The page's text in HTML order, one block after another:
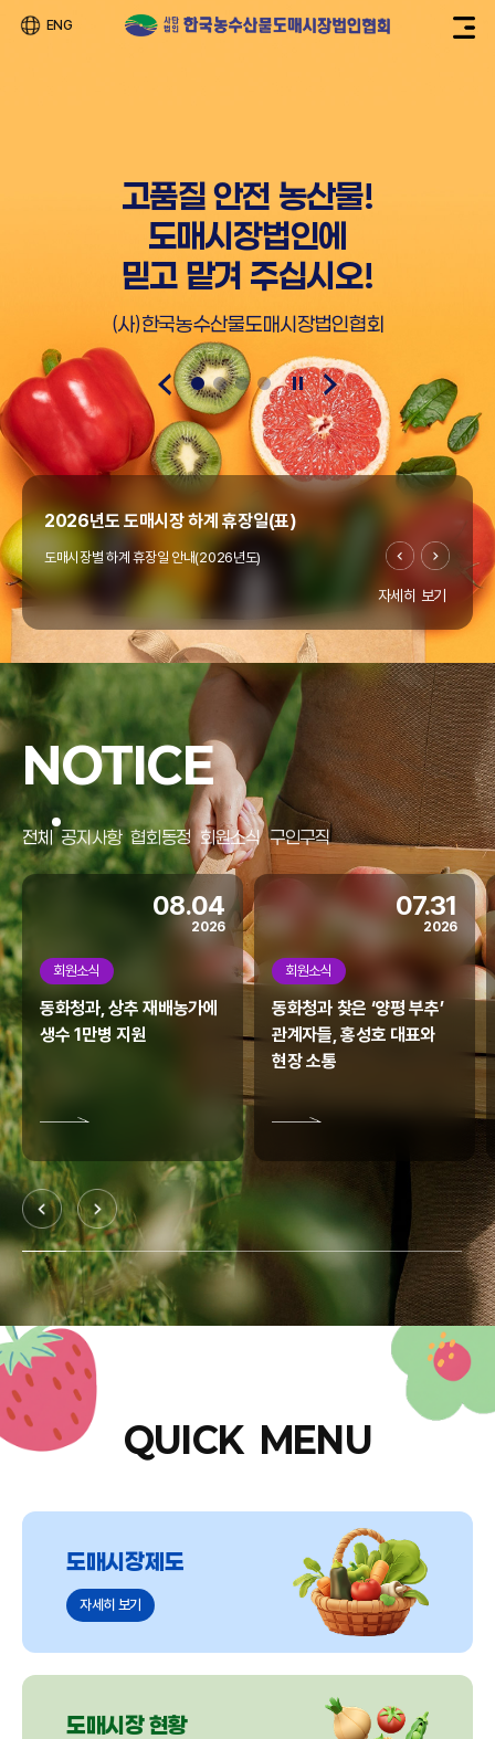
ENG
고품질 안전 농산물!
도매시장법인에
믿고 맡겨 주십시오!
(사)한국농수산물도매시장법인협회
2026년도 도매시장 하계 휴장일(표)
도매시장별 하계 휴장일 안내(2026년도)
자세히 보기
"온라인도매시장 창업지원사업" 공고(~4/10까지)
우리협회에서는 열정과 꿈으로 미래 농업을 이끌 청년의
"온라인도매시장 창업지원사업"을 아래와 같이 모집
공고합니다.
홈페이지 리뉴얼
협회 홈페이지가 리뉴얼되었습니다.
NOTICE
전체 공지사항 협회동정 회원소식 구인구직
08.04
2026
회원소식
동화청과, 상추 재배농가에
생수 1만병 지원
07.31
2026
회원소식
동화청과 찾은 ‘양평 부추’
관계자들, 홍성호 대표와
현장 소통
QUICK MENU
도매시장제도
자세히 보기
도매시장 현황